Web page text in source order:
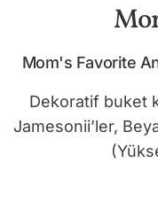
Mom's Favorite
Dekoratif buket
Jamesonii’ler,